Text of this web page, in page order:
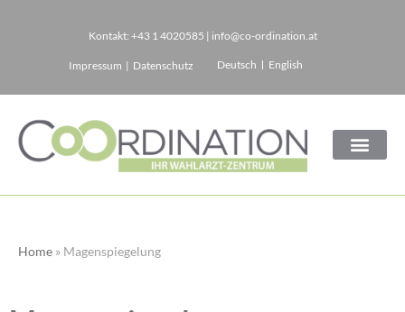
springen
Kontakt: +43 1 4020585 | info@co-ordination.at
Impressum | Datenschutz Deutsch English
Home » Magenspiegelung